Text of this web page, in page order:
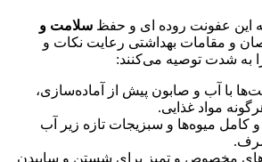
به این عفونت روده ای و حفظ سلامت و
و مقامات بهداشتی رعایت نکات و
به شدت توصیه می‌کنند:
با آب و صابون پیش از آماده‌سازی،
مواد غذایی.
میوه‌ها و سبزیجات تازه زیر آب
مخصوص و تمیز برای شستن و سابیدن